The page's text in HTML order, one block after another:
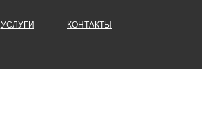
КОНТАКТЫ
УСЛУГИ